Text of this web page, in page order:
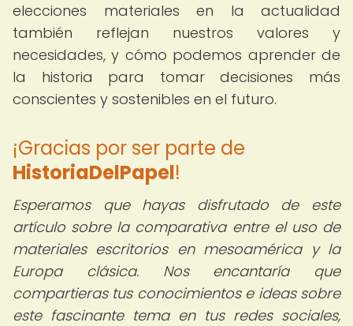
elecciones materiales en la actualidad
también reflejan nuestros valores y
necesidades, y cómo podemos aprender de
la historia para tomar decisiones más
conscientes y sostenibles en el futuro.
¡Gracias por ser parte de
HistoriaDelPapel!
Esperamos que hayas disfrutado de este
artículo sobre la comparativa entre el uso de
materiales escritorios en mesoamérica y la
Europa clásica. Nos encantaría que
compartieras tus conocimientos e ideas sobre
este fascinante tema en tus redes sociales,